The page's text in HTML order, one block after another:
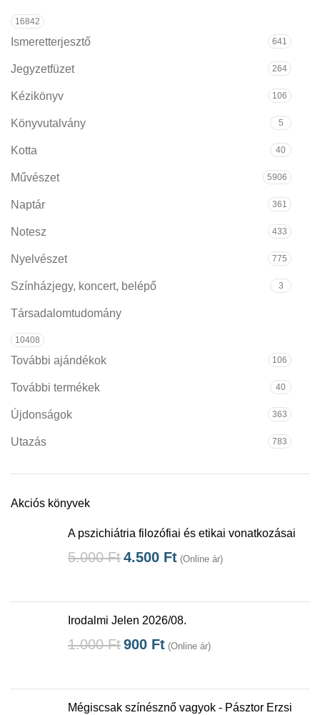
16842
Ismeretterjesztő 641
Jegyzetfüzet 264
Kézikönyv 106
Könyvutalvány 5
Kotta 40
Művészet 5906
Naptár 361
Notesz 433
Nyelvészet 775
Színházjegy, koncert, belépő 3
Társadalomtudomány
10408
További ajándékok 106
További termékek 40
Újdonságok 363
Utazás 783
Akciós könyvek
A pszichiátria filozófiai és etikai vonatkozásai
5.000Ft4.500 Ft (Online ár)
Irodalmi Jelen 2026/08.
1.000Ft900 Ft (Online ár)
Mégiscsak színésznő vagyok - Pásztor Erzsi